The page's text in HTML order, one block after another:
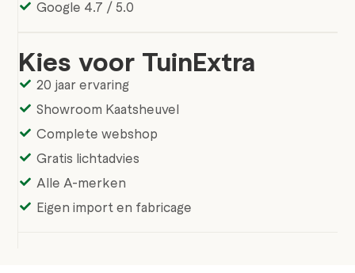
Google 4.7 / 5.0
Kies voor TuinExtra
20 jaar ervaring
Showroom Kaatsheuvel
Complete webshop
Gratis lichtadvies
Alle A-merken
Eigen import en fabricage